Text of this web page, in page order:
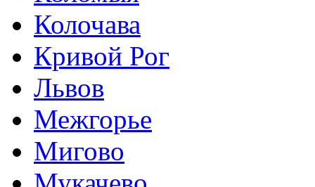
Колочава
Кривой Рог
Львов
Межгорье
Мигово